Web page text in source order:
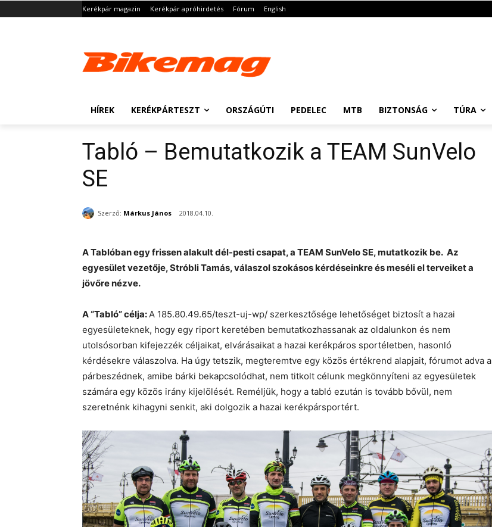
Kerékpár magazin Kerékpár apróhirdetés Fórum English
HÍREK KERÉKPÁRTESZT ORSZÁGÚTI PEDELEC MTB BIZTONSÁG TÚRA
Tabló – Bemutatkozik a TEAM SunVelo
SE
Szerző: Márkus János 2018.04.10.
A Tablóban egy frissen alakult dél-pesti csapat, a TEAM SunVelo SE, mutatkozik be. Az
egyesület vezetője, Stróbli Tamás, válaszol szokásos kérdéseinkre és meséli el terveiket a
jövőre nézve.
A “Tabló” célja:A 185.80.49.65/teszt-uj-wp/ szerkesztősége lehetőséget biztosít a hazai
egyesületeknek, hogy egy riport keretében bemutatkozhassanak az oldalunkon és nem
utolsósorban kifejezzék céljaikat, elvárásaikat a hazai kerékpáros sportéletben, hasonló
kérdésekre válaszolva. Ha úgy tetszik, megteremtve egy közös értékrend alapjait, fórumot adva a
párbeszédnek, amibe bárki bekapcsolódhat, nem titkolt célunk megkönnyíteni az egyesületek
számára egy közös irány kijelölését. Reméljük, hogy a tabló ezután is tovább bővül, nem
szeretnénk kihagyni senkit, aki dolgozik a hazai kerékpársportért.